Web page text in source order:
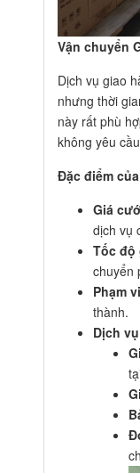
Vận chuyển
Dịch vụ giao
nhưng thời
này rất phù
không yêu
Đặc điểm
Giá
dịch vụ
Tốc độ
chuyển
Phạm
thành.
Dịch